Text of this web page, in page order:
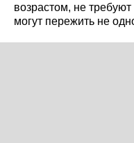
возрастом, не
могут пережить не